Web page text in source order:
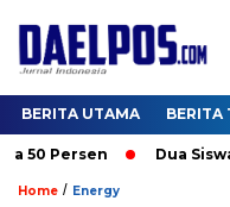
BERITA UTAMA BERITA
Persen Dua Siswa
Home / Energy